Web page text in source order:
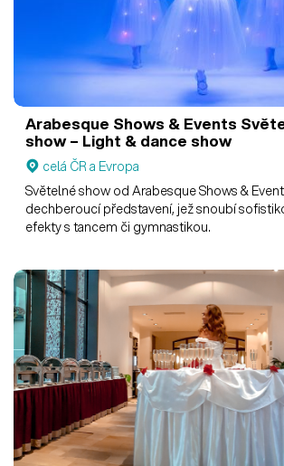
Arabesque Shows & Events
show – Light & dance show
celá ČR a Evropa
Světelné show od Arabesque Shows &
dechberoucí představení, jež snoubí
efekty s tancem či gymnastikou.